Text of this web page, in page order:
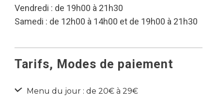
Vendredi : de 19h00 à 21h30
Samedi : de 12h00 à 14h00 et de 19h00 à 21h30
Tarifs, Modes de paiement
Menu du jour : de 20€ à 29€